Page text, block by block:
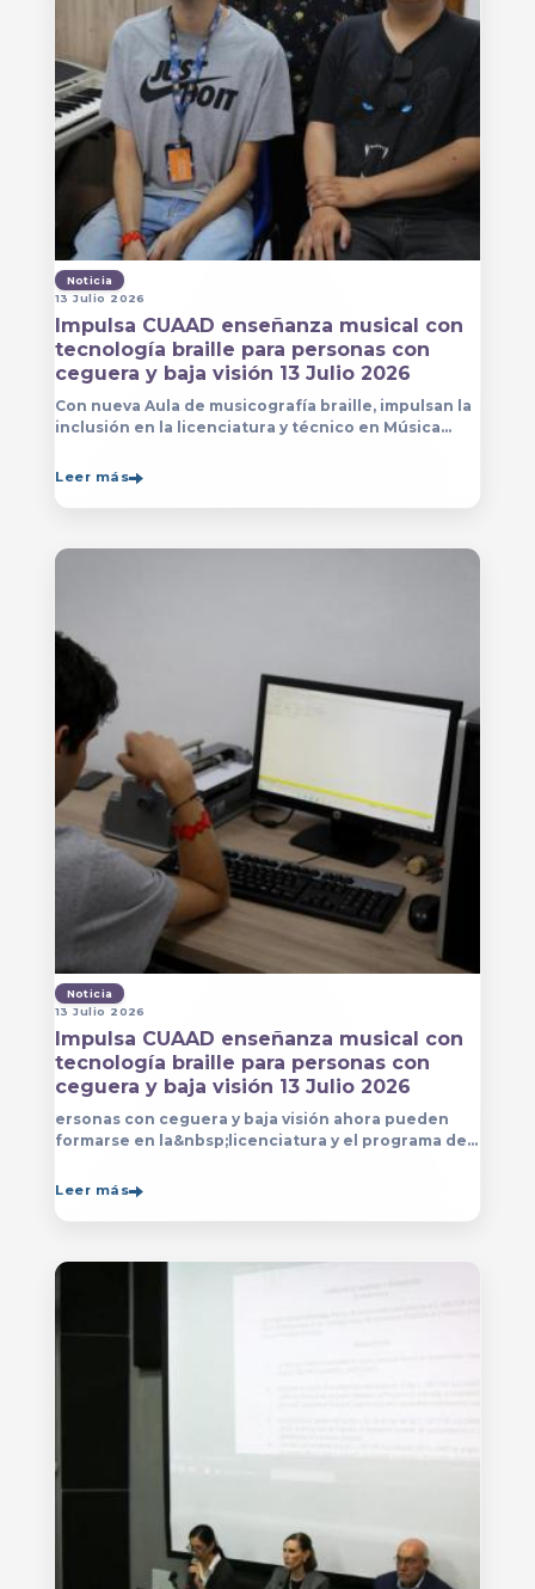
Noticia
13 Julio 2026
Impulsa CUAAD enseñanza musical con
tecnología braille para personas con
ceguera y baja visión 13 Julio 2026
Con nueva Aula de musicografía braille, impulsan la
inclusión en la licenciatura y técnico en Música
formen con mayor autonomía
Leer más
Noticia
13 Julio 2026
Impulsa CUAAD enseñanza musical con
tecnología braille para personas con
ceguera y baja visión 13 Julio 2026
ersonas con ceguera y baja visión ahora pueden
formarse en la&nbsp;licenciatura y el programa de
el&nbsp;
Leer más